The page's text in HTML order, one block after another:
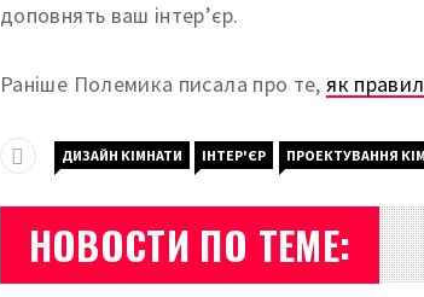
доповнять ваш інтер’єр.
Раніше Полемика писала про те,як
ДИЗАЙН КІМНАТИ ІНТЕР'ЄР ПРОЕКТУВАННЯ
НОВОСТИ ПО ТЕМЕ: